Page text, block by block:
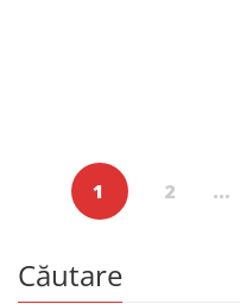
1 2 …
Căutare